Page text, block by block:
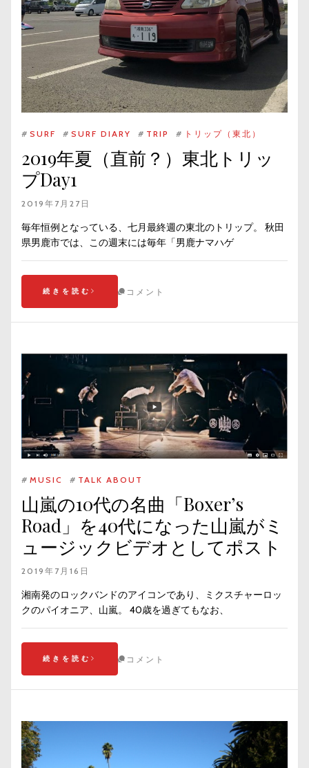
# SURF # SURF DIARY # TRIP # トリップ（東北）
2019年夏（直前？）東北トリッ
プDay1
2019年7月27日
毎年恒例となっている、七月最終週の東北のトリップ。 秋田
県男鹿市では、この週末には毎年「男鹿ナマハゲ
続きを読む コメント
# MUSIC # TALK ABOUT
山嵐の10代の名曲「Boxer’s
Road」を40代になった山嵐がミ
ュージックビデオとしてポスト
2019年7月16日
湘南発のロックバンドのアイコンであり、ミクスチャーロッ
クのパイオニア、山嵐。 40歳を過ぎてもなお、
続きを読む コメント